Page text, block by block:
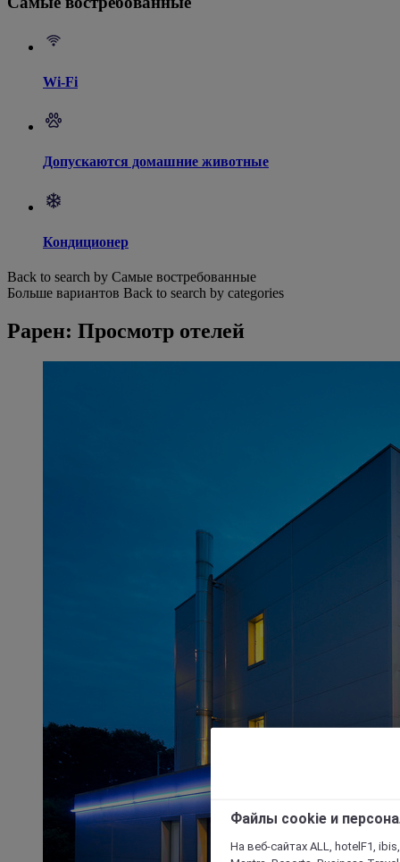
Wi-Fi
Допускаются домашние животные
Кондиционер
Back to search by Самые востребованные
Больше вариантов Back to search by categories
Рарен: Просмотр отелей
Файлы cookie и
На веб-сайтах ALL, hotelF1,